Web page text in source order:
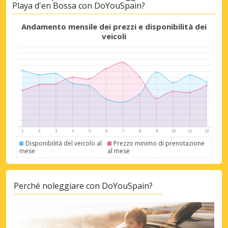
Sconti speciali
Accedi alle offerte esclusive dei nostri
Playa d'en Bossa con DoYouSpain?
Andamento mensile dei prezzi e disponibilità dei
veicoli
Disponibilità del veicolo al
mese
Prezzo minimo di prenotazione
al mese
Perché noleggiare con DoYouSpain?